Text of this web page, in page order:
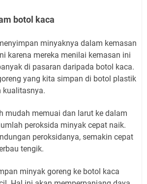
botol kaca
minyaknya dalam kemasan
karena mereka menilai kemasan ini
di pasaran daripada botol kaca.
yang kita simpan di botol plastik
kualitasnya.
mudah memuai dan larut ke dalam
peroksida minyak cepat naik.
peroksidanya, semakin cepat
tengik.
minyak goreng ke botol kaca